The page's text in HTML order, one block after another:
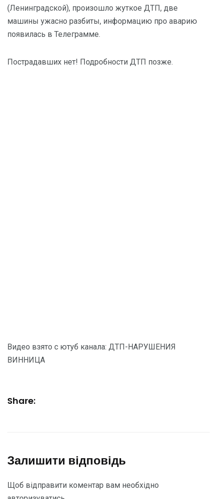
(Ленинградской), произошло жуткое ДТП, две
машины ужасно разбиты, информацию про аварию
появилась в Телеграмме.
Пострадавших нет! Подробности ДТП позже.
Видео взято с ютуб канала: ДТП-НАРУШЕНИЯ
ВИННИЦА
Share:
Залишити відповідь
Щоб відправити коментар вам необхідно